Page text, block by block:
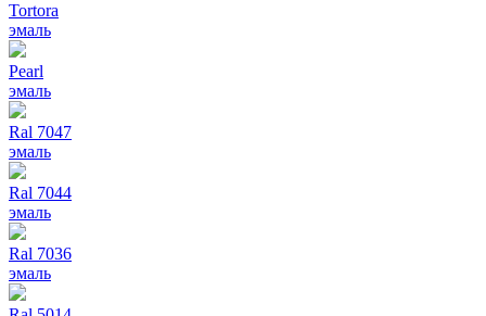
Tortora
эмаль
Pearl
эмаль
Ral 7047
эмаль
Ral 7044
эмаль
Ral 7036
эмаль